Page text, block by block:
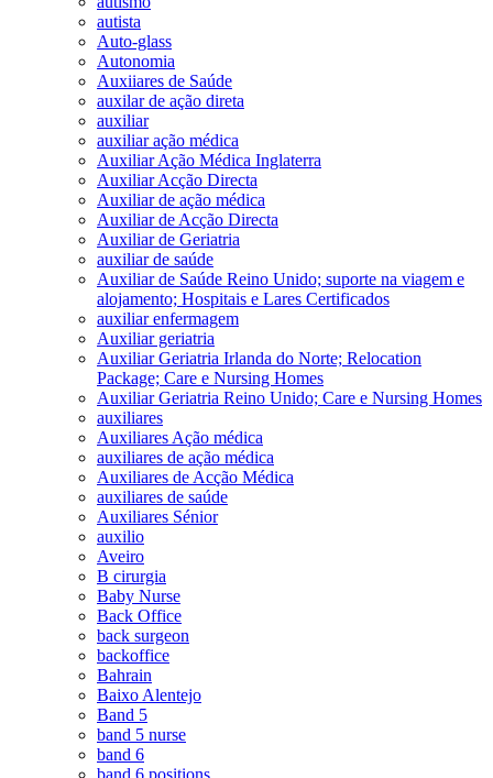
autista
Auto-glass
Autonomia
Auxiiares de Saúde
auxilar de ação direta
auxiliar
auxiliar ação médica
Auxiliar Ação Médica Inglaterra
Auxiliar Acção Directa
Auxiliar de ação médica
Auxiliar de Acção Directa
Auxiliar de Geriatria
auxiliar de saúde
Auxiliar de Saúde Reino Unido; suporte na viagem e
alojamento; Hospitais e Lares Certificados
auxiliar enfermagem
Auxiliar geriatria
Auxiliar Geriatria Irlanda do Norte; Relocation
Package; Care e Nursing Homes
Auxiliar Geriatria Reino Unido; Care e Nursing Homes
auxiliares
Auxiliares Ação médica
auxiliares de ação médica
Auxiliares de Acção Médica
auxiliares de saúde
Auxiliares Sénior
auxilio
Aveiro
B cirurgia
Baby Nurse
Back Office
back surgeon
backoffice
Bahrain
Baixo Alentejo
Band 5
band 5 nurse
band 6
band 6 positions